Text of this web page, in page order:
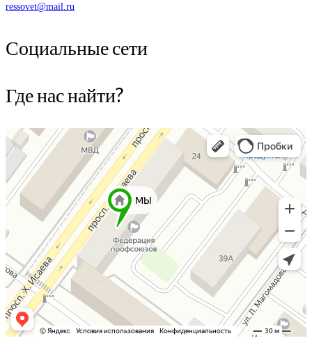
ressovet@mail.ru
Социальные сети
Где нас найти?